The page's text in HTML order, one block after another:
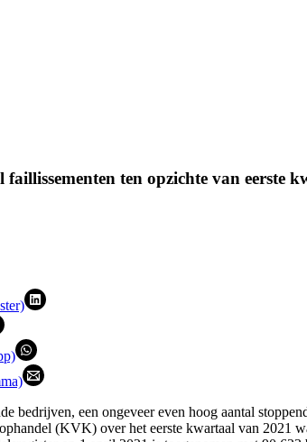
ten opzichte van eerste
bedrijven, een ongeveer even hoog aantal
(KVK) over het eerste kwartaal van 2021